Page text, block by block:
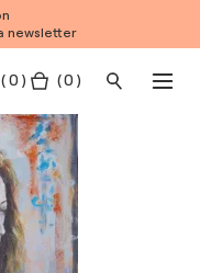
newsletter
(0 ) ( 0 )